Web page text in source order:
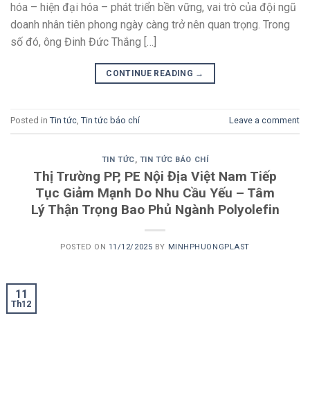
hóa – hiện đại hóa – phát triển bền vững, vai trò của đội ngũ
doanh nhân tiên phong ngày càng trở nên quan trọng. Trong
số đó, ông Đinh Đức Thắng […]
CONTINUE READING →
Posted in Tin tức, Tin tức báo chí Leave a comment
TIN TỨC, TIN TỨC BÁO CHÍ
Thị Trường PP, PE Nội Địa Việt Nam Tiếp
Tục Giảm Mạnh Do Nhu Cầu Yếu – Tâm
Lý Thận Trọng Bao Phủ Ngành Polyolefin
POSTED ON 11/12/2025 BY MINHPHUONGPLAST
11
Th12